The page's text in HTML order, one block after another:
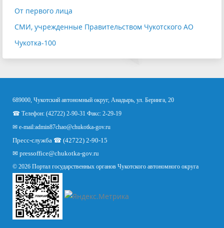
От первого лица
СМИ, учрежденные Правительством Чукотского АО
Чукотка-100
689000, Чукотский автономный округ, Анадырь, ул. Беринга, 20
☎ Телефон: (42722) 2-90-31 Факс: 2-29-19
✉ e-mail:admin87chao@chukotka-gov.ru
Пресс-служба ☎ (42722) 2-90-15
✉ pressoffice@chukotka-gov.ru
© 2026 Портал государственных органов Чукотского автономного округа